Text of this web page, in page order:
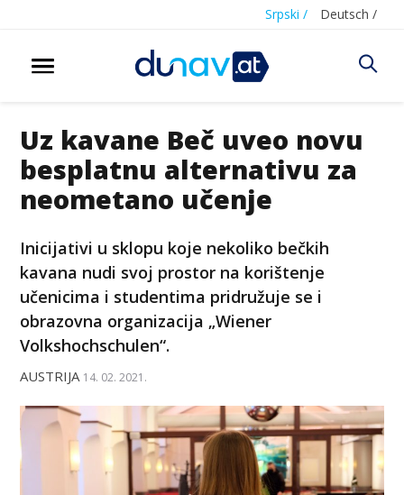
Srpski / Deutsch /
Uz kavane Beč uveo novu
besplatnu alternativu za
neometano učenje
Inicijativi u sklopu koje nekoliko bečkih
kavana nudi svoj prostor na korištenje
učenicima i studentima pridružuje se i
obrazovna organizacija „Wiener
Volkshochschulen“.
AUSTRIJA 14. 02. 2021.